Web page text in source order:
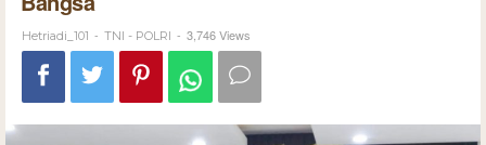
Hetriadi_101 - TNI - POLRI - 3,746 Views